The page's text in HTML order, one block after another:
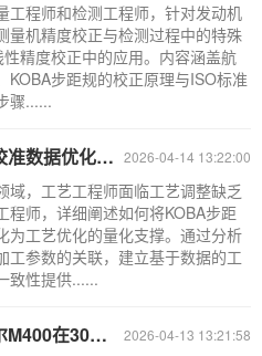
工程师和检测工程师，针对发动机
量机精度校正与检测过程中的特殊
精度校正中的应用。内容涵盖航
步距规的校正原理与ISO标准
骤......
2026-04-14 13:22:00
精密加工工艺？
域，工艺工程师面临工艺调整缺乏
师，详细阐述如何将KOBA步距
为工艺优化的量化支撑。通过分析
工参数的关联，建立基于数据的工
致性提供......
2026-04-13 13:21:58
抽检并自动记录？